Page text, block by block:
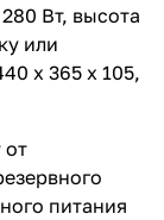
Вт, высота
или
х 365 х 105,
от
питания